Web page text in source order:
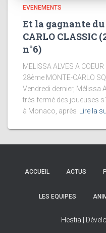
EVENEMENTS
Et la gagnante du
CARLO CLASSIC
n°6)
MELISSA ALVES A
28ème MONTE-CARLO
Vendredi dernier, Mélissa
très fermé des joueuses
à Monaco, après
Lire la
ACCUEIL ACTUS
LES EQUIPES
Hestia |